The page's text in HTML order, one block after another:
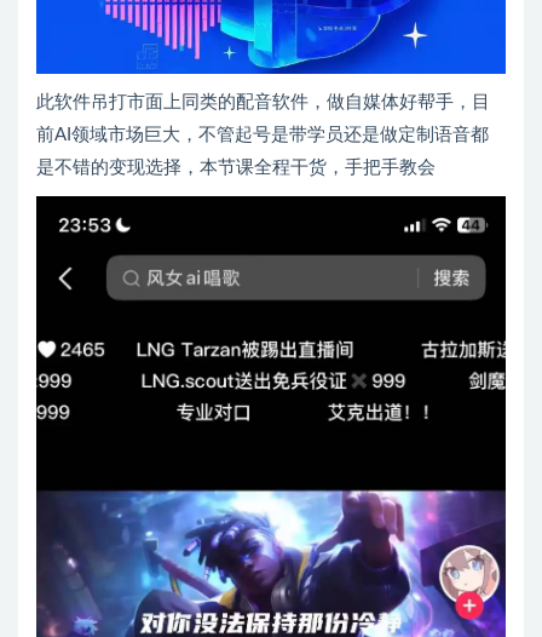
此软件吊打市面上同类的配音软件，做自媒体好帮手，目
前AI领域市场巨大，不管起号是带学员还是做定制语音都
是不错的变现选择，本节课全程干货，手把手教会